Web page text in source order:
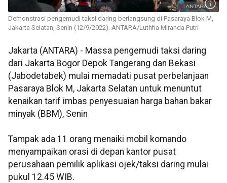
Demonstrasi pengemudi taksi daring berlangsung di Pasaraya Blok M,
Jakarta Selatan, Senin (12/9/2022). ANTARA/Luthfia Miranda Putri
Jakarta (ANTARA) - Massa pengemudi taksi daring
dari Jakarta Bogor Depok Tangerang dan Bekasi
(Jabodetabek) mulai memadati pusat perbelanjaan
Pasaraya Blok M, Jakarta Selatan untuk menuntut
kenaikan tarif imbas penyesuaian harga bahan bakar
minyak (BBM), Senin
Tampak ada 11 orang menaiki mobil komando
menyampaikan orasi di depan kantor pusat
perusahaan pemilik aplikasi ojek/taksi daring mulai
pukul 12.45 WIB.